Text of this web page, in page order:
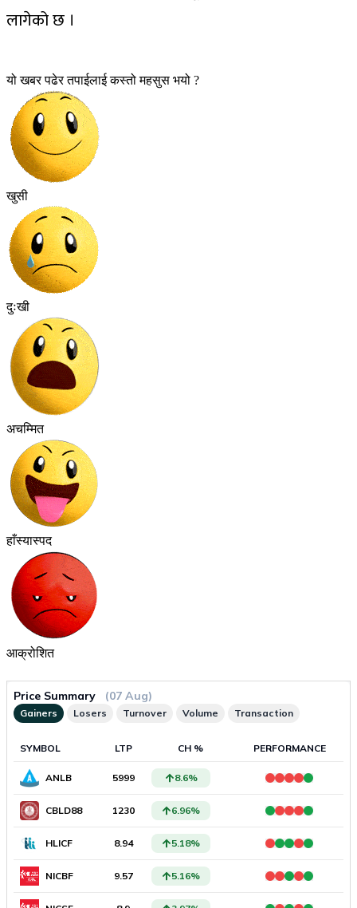
लागेको छ ।
यो खबर पढेर तपाईलाई कस्तो महसुस भयो ?
खुसी
दुःखी
अचम्मित
हाँस्यास्पद
आक्रोशित